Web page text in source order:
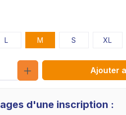
L M S XL
Quantité
Ajouter
d'une inscription :